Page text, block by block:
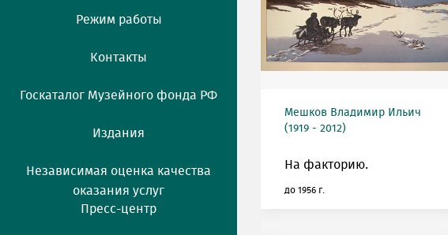
Режим работы
Контакты
Госкаталог Музейного фонда РФ
Издания
Независимая оценка качества
оказания услуг
Пресс-центр
Мешков Владимир Ильич
(1919 - 2012)
На факторию.
до 1956 г.